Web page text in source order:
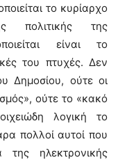
το κυρίαρχο
πολιτικής της
είναι το
του πτυχές. Δεν
Δημοσίου, ούτε οι
ούτε το «κακό
λογική το
πολλοί αυτοί που
ηλεκτρονικής